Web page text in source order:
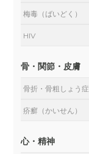
梅毒（ばいどく）
HIV
骨・関節・皮膚
骨折・骨粗しょう症
疥癬（かいせん）
心・精神